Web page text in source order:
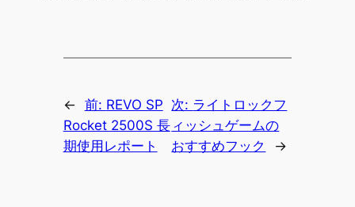
← 前: REVO SP
Rocket 2500S 長
期使用レポート
次: ライトロックフ
ィッシュゲームの
おすすめフック
→